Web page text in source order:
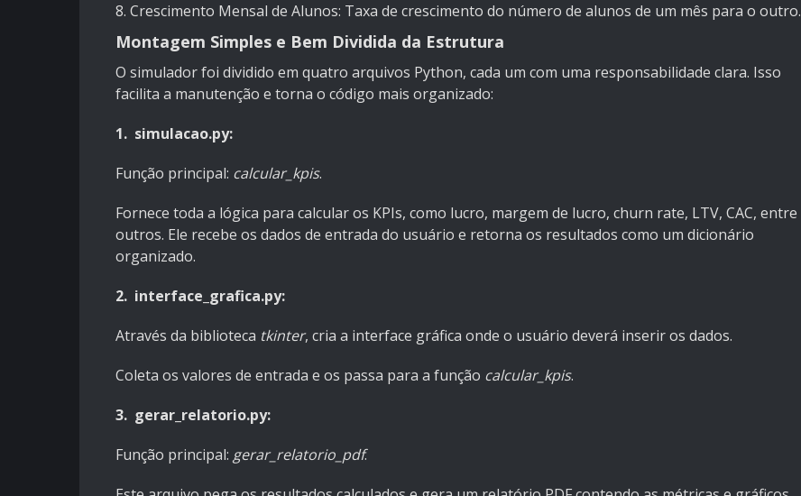
8. Crescimento Mensal de Alunos: Taxa de crescimento do número de alunos de um mês para o outro.
Montagem Simples e Bem Dividida da Estrutura
O simulador foi dividido em quatro arquivos Python, cada um com uma responsabilidade clara. Isso
facilita a manutenção e torna o código mais organizado:
1. simulacao.py:
Função principal: calcular_kpis.
Fornece toda a lógica para calcular os KPIs, como lucro, margem de lucro, churn rate, LTV, CAC, entre
outros. Ele recebe os dados de entrada do usuário e retorna os resultados como um dicionário
organizado.
2. interface_grafica.py:
Através da biblioteca tkinter, cria a interface gráfica onde o usuário deverá inserir os dados.
Coleta os valores de entrada e os passa para a função calcular_kpis.
3. gerar_relatorio.py:
Função principal: gerar_relatorio_pdf.